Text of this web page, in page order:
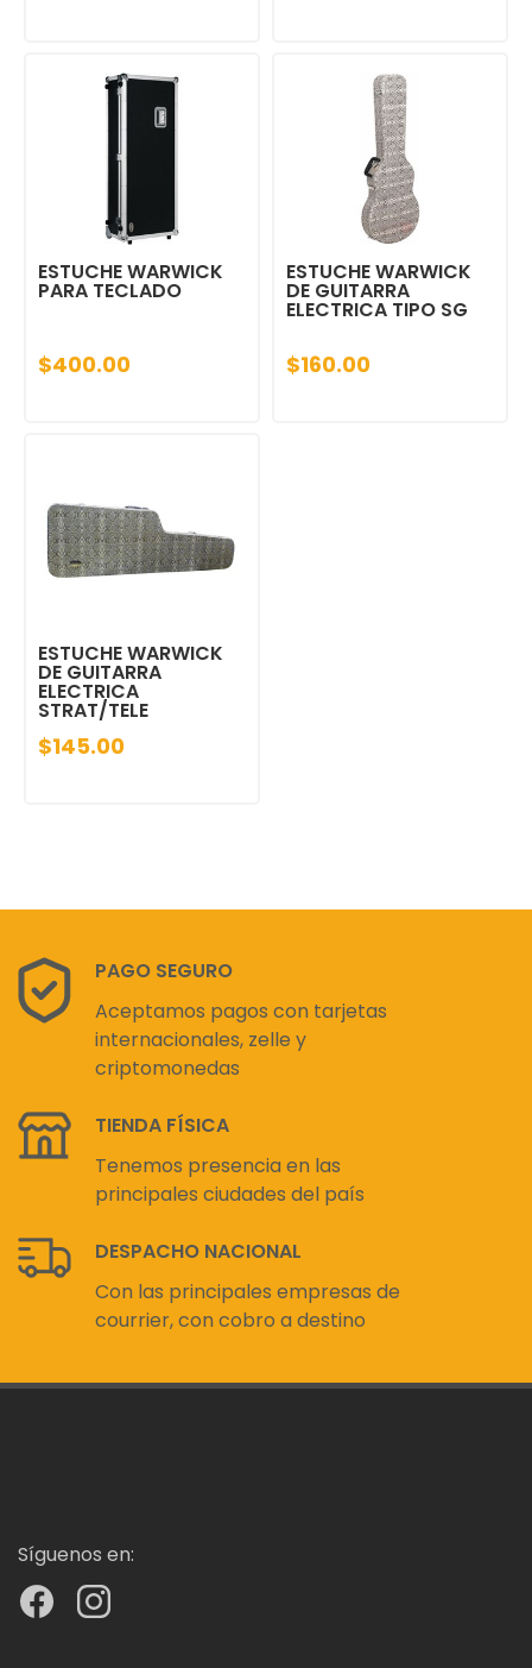
ESTUCHE WARWICK
PARA TECLADO
$400.00
ESTUCHE WARWICK
DE GUITARRA
ELECTRICA TIPO SG
$160.00
ESTUCHE WARWICK
DE GUITARRA
ELECTRICA
STRAT/TELE
$145.00
PAGO SEGURO
Aceptamos pagos con tarjetas
internacionales, zelle y
criptomonedas
TIENDA FÍSICA
Tenemos presencia en las
principales ciudades del país
DESPACHO NACIONAL
Con las principales empresas de
courrier, con cobro a destino
Síguenos en: